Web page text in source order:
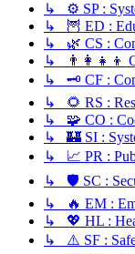
↳ ⚙️ SP :
↳ 🦉 ED :
↳ 🌿 CS :
↳ 👨‍👩‍👧‍👦
↳ 🗝️ CF :
↳ 🌻 RS :
↳ 🧩 CO :
↳ 🏰 SI :
↳ 📈 PR :
↳ 🛡️ SC :
↳ 🔥 EM :
↳ 💖 HL :
↳ ⚠️ SF :